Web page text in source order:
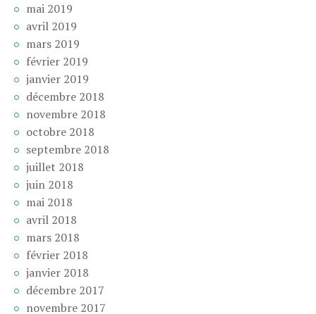
mai 2019
avril 2019
mars 2019
février 2019
janvier 2019
décembre 2018
novembre 2018
octobre 2018
septembre 2018
juillet 2018
juin 2018
mai 2018
avril 2018
mars 2018
février 2018
janvier 2018
décembre 2017
novembre 2017